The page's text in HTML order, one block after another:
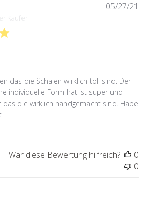
Käufer
das die Schalen wirklich toll sind. Der
individuelle Form hat ist super und
die wirklich handgemacht sind. Habe
05/27/21
War diese Bewertung hilfreich?
0
0